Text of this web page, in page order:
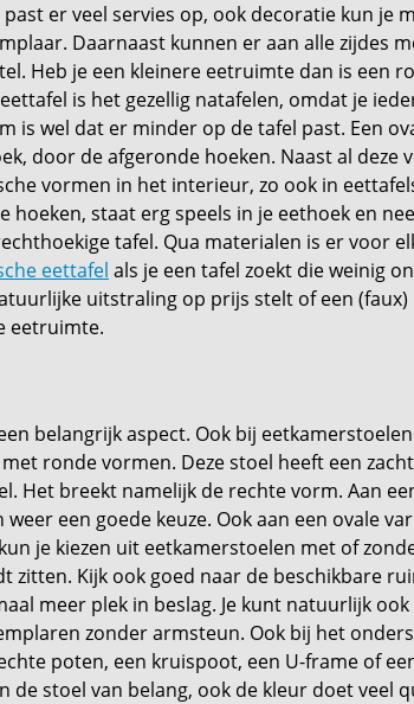
er veel servies op, ook decoratie kun je
Daarnaast kunnen er aan alle zijdes
Heb je een kleinere eetruimte dan is een
is het gezellig natafelen, omdat je
is wel dat er minder op de tafel past. Een
door de afgeronde hoeken. Naast al deze
vormen in het interieur, zo ook in
hoeken, staat erg speels in je eethoek en
tafel. Qua materialen is er voor
eettafel als je een tafel zoekt die weinig
uitstraling op prijs stelt of een
eetruimte.
belangrijk aspect. Ook bij
ronde vormen. Deze stoel heeft een
Het breekt namelijk de rechte vorm. Aan
een goede keuze. Ook aan een ovale
je kiezen uit eetkamerstoelen met of
zitten. Kijk ook goed naar de beschikbare
meer plek in beslag. Je kunt natuurlijk
zonder armsteun. Ook bij het
poten, een kruispoot, een U-frame of
stoel van belang, ook de kleur doet veel